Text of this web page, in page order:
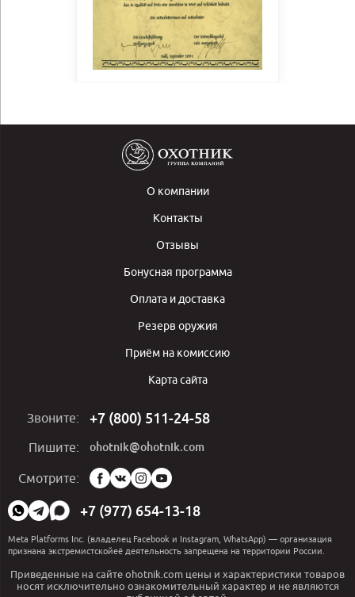
О компании
Контакты
Отзывы
Бонусная программа
Оплата и доставка
Резерв оружия
Приём на комиссию
Карта сайта
Звоните: +7 (800) 511-24-58
Пишите: ohotnik@ohotnik.com
Смотрите:
Мы
в
социальных
сетях:
+7 (977) 654-13-18
Meta Platforms Inc. (владелец Facebook и Instagram, WhatsApp) — организация
признана экстремистскойеё деятельность запрещена на территории России.
Приведенные на сайте ohotnik.com цены и характеристики товаров
носят исключительно ознакомительный характер и не являются